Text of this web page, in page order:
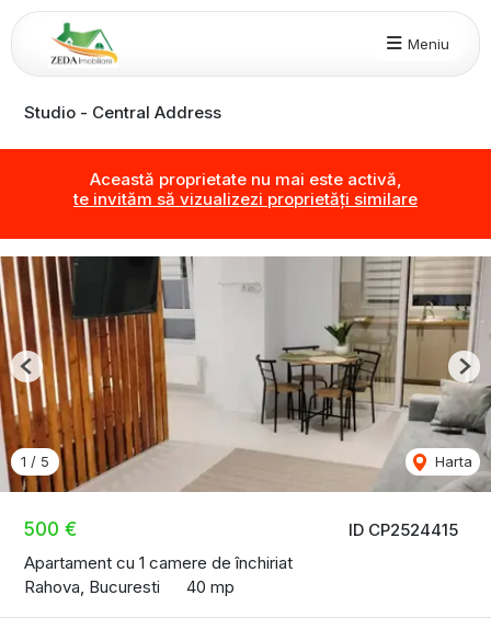
Meniu
Studio - Central Address
Această proprietate nu mai este activă,
te invităm să vizualizezi proprietăți similare
ID CP2524415
500 €
Apartament cu 1 camere de închiriat
Rahova, Bucuresti
40 mp
1 / 5 Harta
Previous